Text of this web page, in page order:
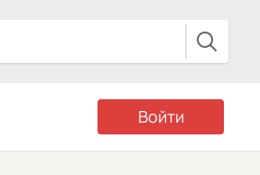
Войти